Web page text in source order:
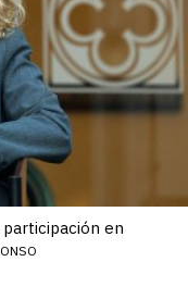
en